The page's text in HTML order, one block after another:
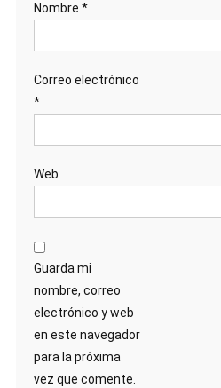
Nombre *
Correo electrónico
*
Web
Guarda mi
nombre, correo
electrónico y web
en este navegador
para la próxima
vez que comente.